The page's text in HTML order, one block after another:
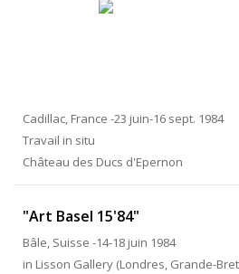
Cadillac, France -23 juin-16 sept. 1984
Travail in situ
Château des Ducs d'Epernon
"Art Basel 15'84"
Bâle, Suisse -14-18 juin 1984
in Lisson Gallery (Londres, Grande-